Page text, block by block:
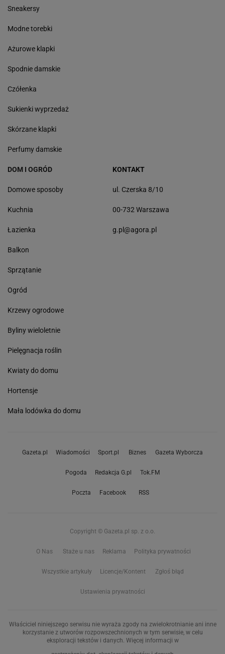
Sneakersy
Modne torebki
Ażurowe klapki
Spodnie damskie
Czółenka
Sukienki wyprzedaż
Skórzane klapki
Perfumy damskie
DOM I OGRÓD
Domowe sposoby
Kuchnia
Łazienka
Balkon
Sprzątanie
Ogród
Krzewy ogrodowe
Byliny wieloletnie
Pielęgnacja roślin
Kwiaty do domu
Hortensje
Mała lodówka do domu
KONTAKT
ul. Czerska 8/10
00-732 Warszawa
g.pl@agora.pl
Gazeta.pl Wiadomości Sport.pl Biznes Gazeta Wyborcza
Pogoda Redakcja G.pl Tok.FM
Poczta Facebook RSS
Copyright © Gazeta.pl sp. z o.o.
O Nas Staże u nas Reklama Polityka prywatności
Wszystkie artykuły Licencje/Kontent Zgłoś błąd
Ustawienia prywatności
Właściciel niniejszego serwisu nie wyraża zgody na zwielokrotnianie ani inne
korzystanie z utworów rozpowszechnionych w tym serwisie, w celu
eksploracji tekstów i danych. Więcej informacji w